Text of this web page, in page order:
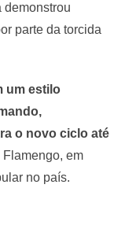
demonstrou
parte da torcida
um estilo
o novo ciclo até
em
no país.